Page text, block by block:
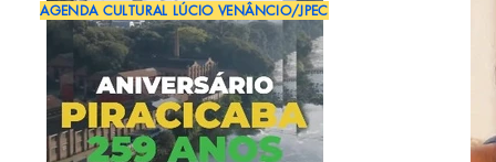
AGENDA CULTURAL LÚCIO VENÂNCIO/JPEC